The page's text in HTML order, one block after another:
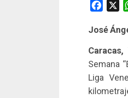
José
Caracas,
Semana
Liga